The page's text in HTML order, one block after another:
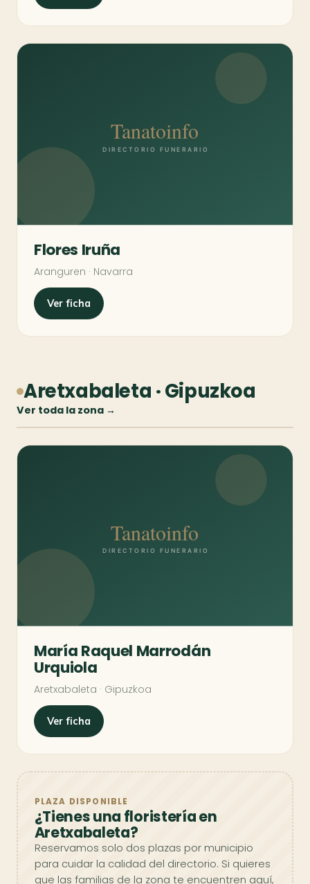
Flores Iruña
Aranguren · Navarra
Ver ficha
Aretxabaleta · Gipuzkoa
Ver toda la zona →
María Raquel Marrodán
Urquiola
Aretxabaleta · Gipuzkoa
Ver ficha
PLAZA DISPONIBLE
¿Tienes una floristería en
Aretxabaleta?
Reservamos solo dos plazas por municipio
para cuidar la calidad del directorio. Si quieres
que las familias de la zona te encuentren aquí,